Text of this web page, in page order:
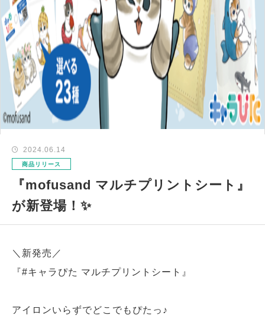
2024.06.14
商品リリース
『mofusand マルチプリントシート』
が新登場！✨
＼新発売／
『#キャラぴた マルチプリントシート』
アイロンいらずでどこでもぴたっ♪